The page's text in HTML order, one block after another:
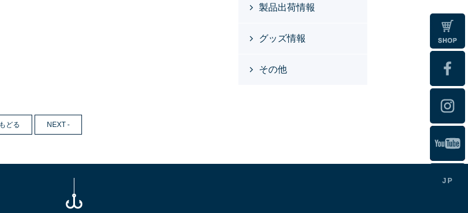
製品出荷情報
グッズ情報
その他
どる NEXT -
JP